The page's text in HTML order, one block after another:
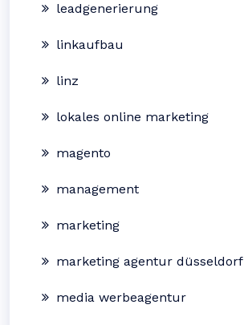
leadgenerierung
linkaufbau
linz
lokales online marketing
magento
management
marketing
marketing agentur düsseldorf
media werbeagentur